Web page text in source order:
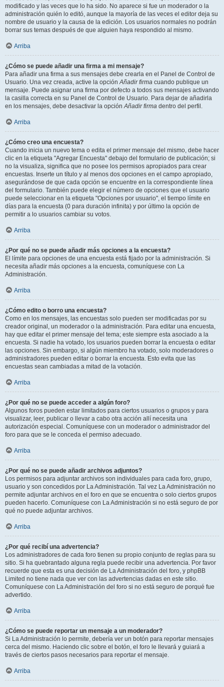
modificado y las veces que lo ha sido. No aparece si fue un moderador o la
administración quién lo editó, aunque la mayoría de las veces el editor deja su
nombre de usuario y la causa de la edición. Los usuarios normales no podrán
borrar sus temas después de que alguien haya respondido al mismo.
Arriba
¿Cómo se puede añadir una firma a mi mensaje?
Para añadir una firma a sus mensajes debe crearla en el Panel de Control de
Usuario. Una vez creada, active la opciónAñadir firma cuando publique un
mensaje. Puede asignar una firma por defecto a todos sus mensajes activando
la casilla correcta en su Panel de Control de Usuario. Para dejar de añadirla
en los mensajes, debe desactivar la opciónAñadir firma dentro del perfil.
Arriba
¿Cómo creo una encuesta?
Cuando inicia un nuevo tema o edita el primer mensaje del mismo, debe hacer
clic en la etiqueta "Agregar Encuesta" debajo del formulario de publicación; si
no la visualiza, significa que no posee los permisos apropiados para crear
encuestas. Inserte un título y al menos dos opciones en el campo apropiado,
asegurándose de que cada opción se encuentre en la correspondiente línea
del formulario. También puede elegir el número de opciones que el usuario
puede seleccionar en la etiqueta "Opciones por usuario", el tiempo límite en
días para la encuesta (0 para duración infinita) y por último la opción de
permitir a lo usuarios cambiar su votos.
Arriba
¿Por qué no se puede añadir más opciones a la encuesta?
El límite para opciones de una encuesta está fijado por la administración. Si
necesita añadir más opciones a la encuesta, comuníquese con La
Administración.
Arriba
¿Cómo edito o borro una encuesta?
Como en los mensajes, las encuestas solo pueden ser modificadas por su
creador original, un moderador o la administración. Para editar una encuesta,
hay que editar el primer mensaje del tema; este siempre esta asociado a la
encuesta. Si nadie ha votado, los usuarios pueden borrar la encuesta o editar
las opciones. Sin embargo, si algún miembro ha votado, solo moderadores o
administradores pueden editar o borrar la encuesta. Esto evita que las
encuestas sean cambiadas a mitad de la votación.
Arriba
¿Por qué no se puede acceder a algún foro?
Algunos foros pueden estar limitados para ciertos usuarios o grupos y para
visualizar, leer, publicar o llevar a cabo otra acción allí necesita una
autorización especial. Comuníquese con un moderador o administrador del
foro para que se le conceda el permiso adecuado.
Arriba
¿Por qué no se puede añadir archivos adjuntos?
Los permisos para adjuntar archivos son individuales para cada foro, grupo,
usuario y son concedidos por La Administración. Tal vez La Administración no
permite adjuntar archivos en el foro en que se encuentra o solo ciertos grupos
pueden hacerlo. Comuníquese con La Administración si no está seguro de por
qué no puede adjuntar archivos.
Arriba
¿Por qué recibí una advertencia?
Los administradores de cada foro tienen su propio conjunto de reglas para su
sitio. Si ha quebrantado alguna regla puede recibir una advertencia. Por favor
recuerde que esta es una decisión de La Administración del foro, y phpBB
Limited no tiene nada que ver con las advertencias dadas en este sitio.
Comuníquese con La Administración del foro si no está seguro de porqué fue
advertido.
Arriba
¿Cómo se puede reportar un mensaje a un moderador?
Si La Administración lo permite, debería ver un botón para reportar mensajes
cerca del mismo. Haciendo clic sobre el botón, el foro le llevará y guiará a
través de ciertos pasos necesarios para reportar el mensaje.
Arriba